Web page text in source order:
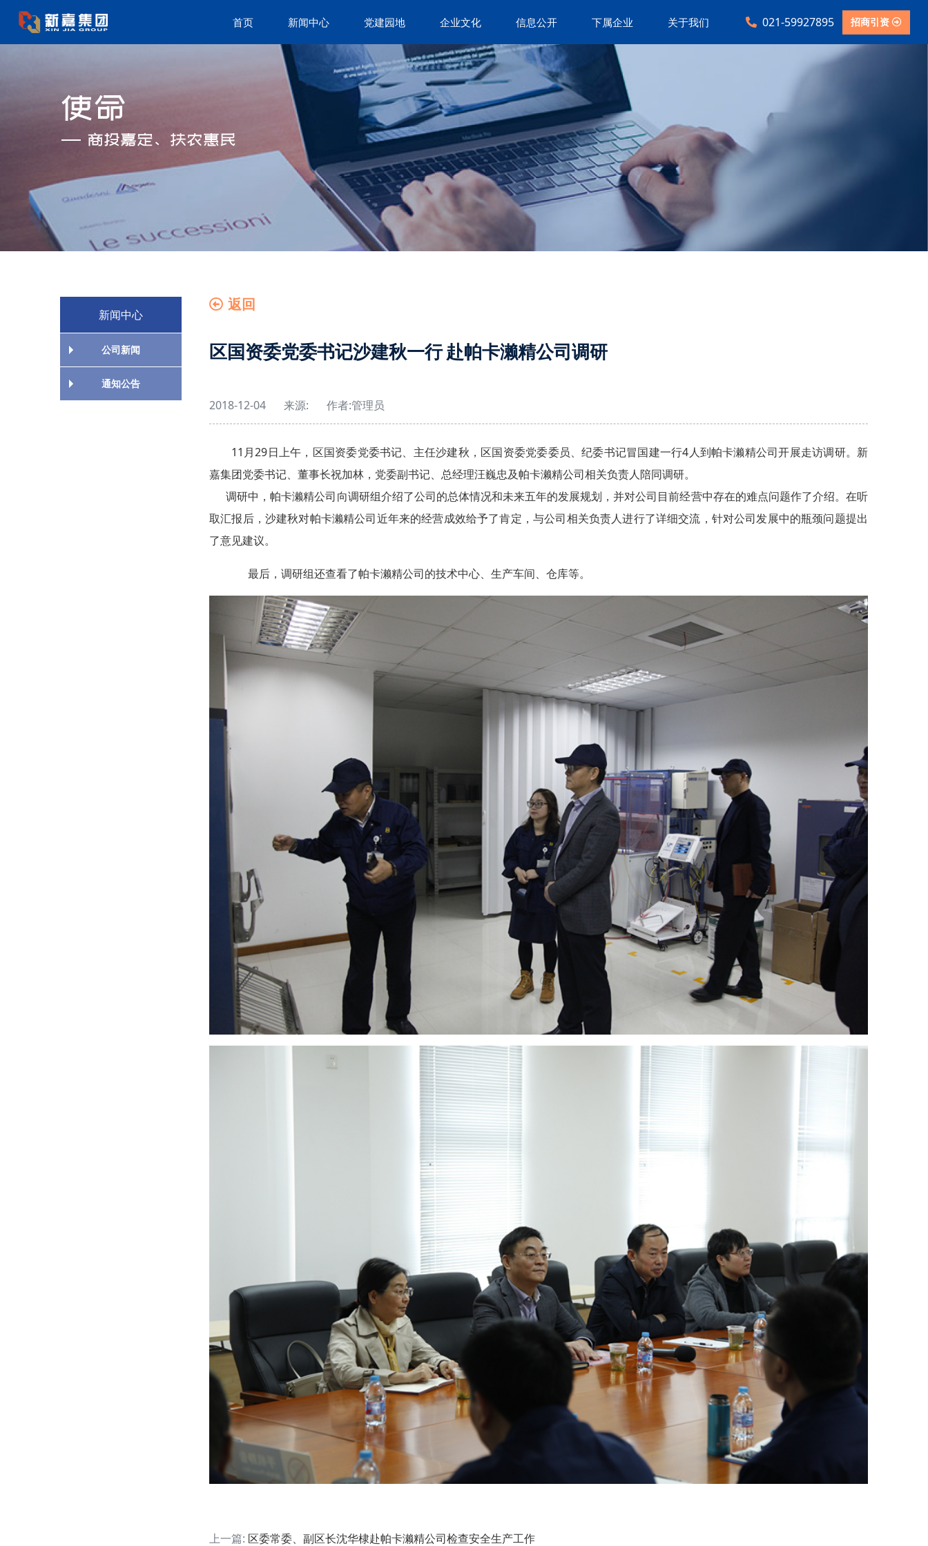
首页 新闻中心 党建园地 企业文化 信息公开 下属企业 关于我们 021-59927895 招商引资
新闻中心
公司新闻
通知公告
返回
区国资委党委书记沙建秋一行 赴帕卡濑精公司调研
2018-12-04 来源: 作者:管理员
11月29日上午，区国资委党委书记、主任沙建秋，区国资委党委委员、纪委书记冒国建一行4人到帕卡濑精公司开展走访调研。新
嘉集团党委书记、董事长祝加林，党委副书记、总经理汪巍忠及帕卡濑精公司相关负责人陪同调研。
调研中，帕卡濑精公司向调研组介绍了公司的总体情况和未来五年的发展规划，并对公司目前经营中存在的难点问题作了介绍。在听
取汇报后，沙建秋对帕卡濑精公司近年来的经营成效给予了肯定，与公司相关负责人进行了详细交流，针对公司发展中的瓶颈问题提出
了意见建议。
最后，调研组还查看了帕卡濑精公司的技术中心、生产车间、仓库等。
上一篇: 区委常委、副区长沈华棣赴帕卡濑精公司检查安全生产工作